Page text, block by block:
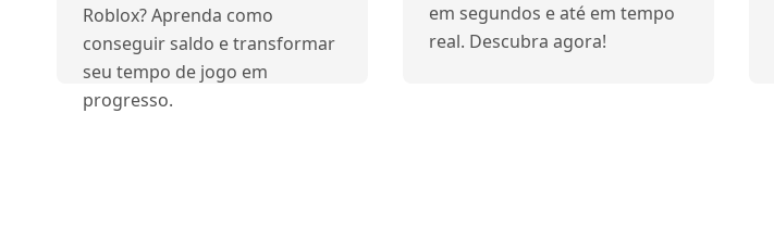
Roblox? Aprenda como
conseguir saldo e transformar
seu tempo de jogo em
progresso.
em segundos e até em tempo
real. Descubra agora!